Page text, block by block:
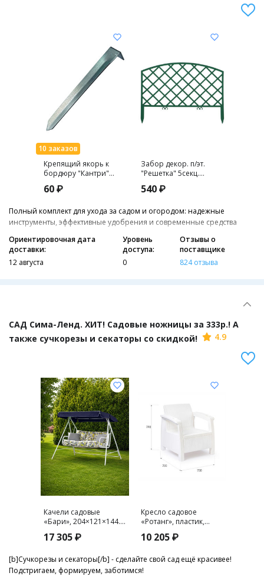
Крепящий якорь к
бордюру "Кантри"
60 ₽
Забор декор. п/эт.
"Решетка" 5секц.
540 ₽
Полный комплект для ухода за садом и огородом: надежные
инструменты, эффективные удобрения и современные средства
цветение и богатый урожай!
Ориентировочная дата
доставки:
12 августа
Уровень
доступа:
0
Отзывы о
поставщике
824 отзыва
САД Сима-Ленд. ХИТ! Садовые ножницы за 333р.! А
также сучкорезы и секаторы со скидкой!
4.9
Качели садовые
«Бари», 204×121×144.5
металлические, серо-
17 305 ₽
Кресло садовое
«Ротанг», пластик,
10 205 ₽
[b]Сучкорезы и секаторы[/b] - сделайте свой сад ещё красивее!
Подстригаем, формируем, заботимся!